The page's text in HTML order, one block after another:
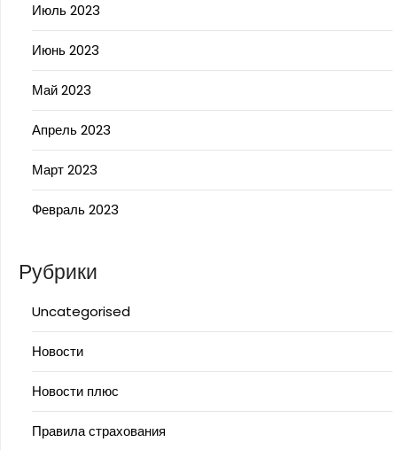
Июль 2023
Июнь 2023
Май 2023
Апрель 2023
Март 2023
Февраль 2023
Рубрики
Uncategorised
Новости
Новости плюс
Правила страхования